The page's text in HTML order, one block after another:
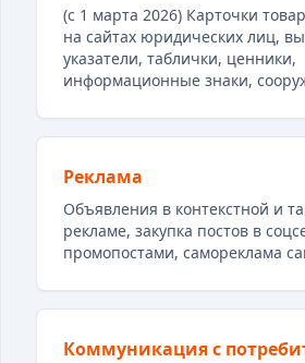
(с 1 марта 2026) Карточки
на сайтах юридических лиц,
указатели, таблички, ценники,
информационные знаки,
Реклама
Объявления в контекстной и
рекламе, закупка постов в
промопостами, самореклама
Коммуникация с